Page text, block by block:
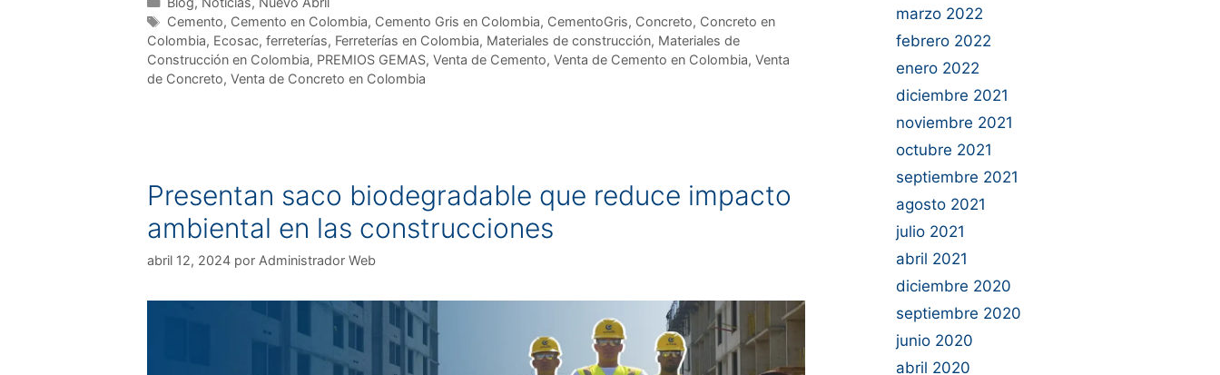
Cemento, Cemento en Colombia, Cemento Gris en Colombia, CementoGris, Concreto, Concreto en
Colombia, Ecosac, ferreterías, Ferreterías en Colombia, Materiales de construcción, Materiales de
Construcción en Colombia, PREMIOS GEMAS, Venta de Cemento, Venta de Cemento en Colombia, Venta
de Concreto, Venta de Concreto en Colombia
Presentan saco biodegradable que reduce impacto
ambiental en las construcciones
abril 12, 2024 por Administrador Web
marzo 2022
febrero 2022
enero 2022
diciembre 2021
noviembre 2021
octubre 2021
septiembre 2021
agosto 2021
julio 2021
abril 2021
diciembre 2020
septiembre 2020
junio 2020
abril 2020